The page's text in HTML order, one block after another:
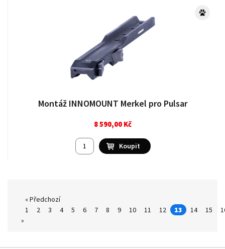
Montáž INNOMOUNT Merkel pro Pulsar
8 590,00 Kč
« Předchozí
1
2 3 4 5 6 7 8 9 10 11 12 13 14 15
»